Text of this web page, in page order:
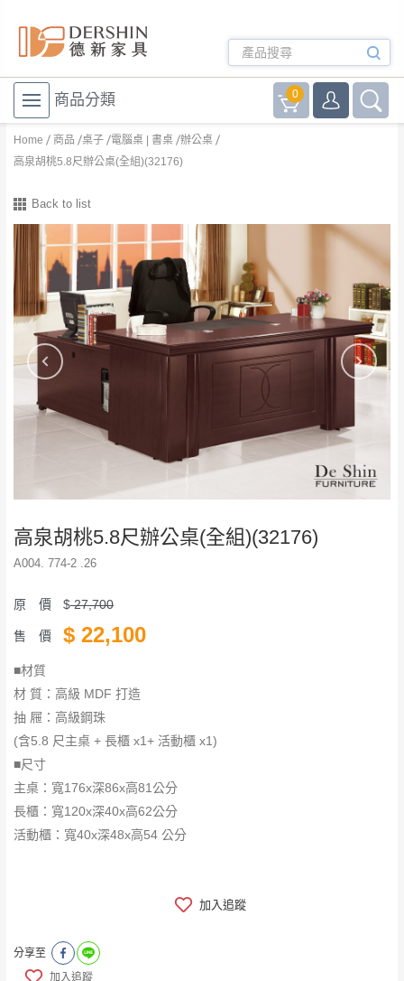
商品分類 0
Home 商品 桌子 電腦桌 | 書桌 辦公桌
高泉胡桃5.8尺辦公桌(全組)(32176)
Back to list
高泉胡桃5.8尺辦公桌(全組)(32176)
A004. 774-2 .26
原 價 $27,700
售 價 $ 22,100
■材質
材 質：高級 MDF 打造
抽 屜：高級鋼珠
(含5.8 尺主桌 + 長櫃 x1+ 活動櫃 x1)
■尺寸
主桌：寬176x深86x高81公分
長櫃：寬120x深40x高62公分
活動櫃：寬40x深48x高54 公分
加入追蹤
分享至
加入追蹤